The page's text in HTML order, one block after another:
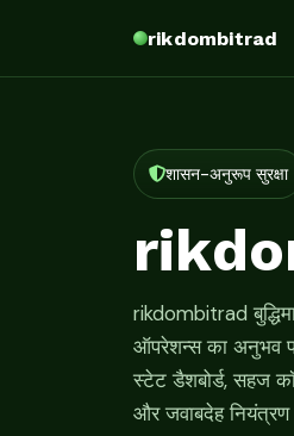
rikdombitrad
शासन-अनुरूप सुरक्षा
rikdombitrad
ऑपरेशन्स का अनुभव
स्टेट डैशबोर्ड, सहज
और जवाबदेह नियंत्रण